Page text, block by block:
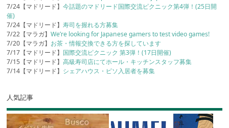
7/24【マドリード】今話題のマドリード国際交流ピクニック第4弾！(25日開
催)
7/24【マドリード】寿司を握れる方募集
7/22【マラガ】We’re looking for Japanese gamers to test video games!
7/20【マラガ】 お茶・情報交換できる方を探しています
7/17【マドリード】 国際交流ピクニック 第3弾！(17日開催)
7/15【マドリード】高級寿司店にてホール・キッチンスタッフ募集
7/14【マドリード】 シェアハウス・ピソ入居者を募集
人気記事